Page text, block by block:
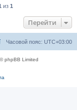
из 1
Перейти
Часовой пояс: UTC+03:00
phpBB Limited